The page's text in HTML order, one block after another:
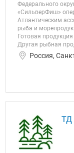
Федерального
«СильверФиш»
Атлантическим
рыба и
Готовая
Другая рыбная
Россия,
ТД